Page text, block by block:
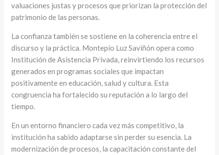
valuaciones justas y procesos que priorizan la protección del
patrimonio de las personas.
La confianza también se sostiene en la coherencia entre el
discurso y la práctica. Montepío Luz Saviñón opera como
Institución de Asistencia Privada, reinvirtiendo los recursos
generados en programas sociales que impactan
positivamente en educación, salud y cultura. Esta
congruencia ha fortalecido su reputación a lo largo del
tiempo.
En un entorno financiero cada vez más competitivo, la
institución ha sabido adaptarse sin perder su esencia. La
modernización de procesos, la capacitación constante del